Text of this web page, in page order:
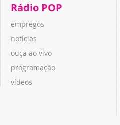
Rádio POP
empregos
notícias
ouça ao vivo
programação
vídeos